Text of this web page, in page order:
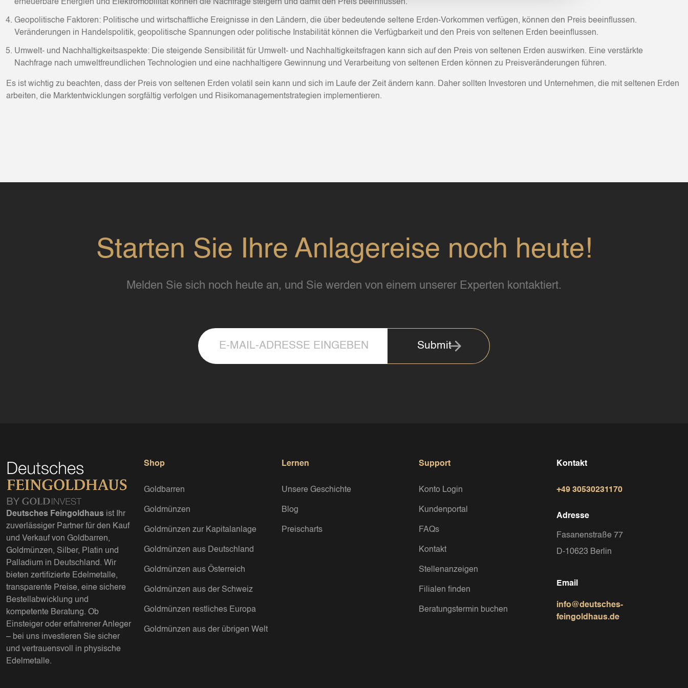
erneuerbare Energien und Elektromobilität können die Nachfrage steigern und damit den Preis beeinflussen.
Geopolitische Faktoren: Politische und wirtschaftliche Ereignisse in den Ländern, die über bedeutende seltene Erden-Vorkommen verfügen, können den Preis beeinflussen.
Veränderungen in Handelspolitik, geopolitische Spannungen oder politische Instabilität können die Verfügbarkeit und den Preis von seltenen Erden beeinflussen.
Umwelt- und Nachhaltigkeitsaspekte: Die steigende Sensibilität für Umwelt- und Nachhaltigkeitsfragen kann sich auf den Preis von seltenen Erden auswirken. Eine verstärkte
Nachfrage nach umweltfreundlichen Technologien und eine nachhaltigere Gewinnung und Verarbeitung von seltenen Erden können zu Preisveränderungen führen.
Es ist wichtig zu beachten, dass der Preis von seltenen Erden volatil sein kann und sich im Laufe der Zeit ändern kann. Daher sollten Investoren und Unternehmen, die mit seltenen Erden
arbeiten, die Marktentwicklungen sorgfältig verfolgen und Risikomanagementstrategien implementieren.
Starten Sie Ihre Anlagereise noch heute!
Melden Sie sich noch heute an, und Sie werden von einem unserer Experten kontaktiert.
Submit
Deutsches Feingoldhaus ist Ihr
zuverlässiger Partner für den Kauf
und Verkauf von Goldbarren,
Goldmünzen, Silber, Platin und
Palladium in Deutschland. Wir
bieten zertifizierte Edelmetalle,
transparente Preise, eine sichere
Bestellabwicklung und
kompetente Beratung. Ob
Einsteiger oder erfahrener Anleger
– bei uns investieren Sie sicher
und vertrauensvoll in physische
Edelmetalle.
Shop
Goldbarren
Goldmünzen
Goldmünzen zur Kapitalanlage
Goldmünzen aus Deutschland
Goldmünzen aus Österreich
Goldmünzen aus der Schweiz
Goldmünzen restliches Europa
Goldmünzen aus der übrigen Welt
Lernen
Unsere Geschichte
Blog
Preischarts
Support
Konto Login
Kundenportal
FAQs
Kontakt
Stellenanzeigen
Filialen finden
Beratungstermin buchen
Kontakt
+49 30530231170
Adresse
Fasanenstraße 77
D-10623 Berlin
Email
info@deutsches-
feingoldhaus.de